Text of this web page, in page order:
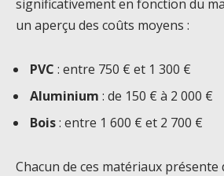
significativement en fonction du
un aperçu des coûts moyens :
PVC : entre 750 € et 1 300 €
Aluminium : de 150 € à 2 000 €
Bois: entre 1 600 € et 2 700 €
Chacun de ces matériaux présente